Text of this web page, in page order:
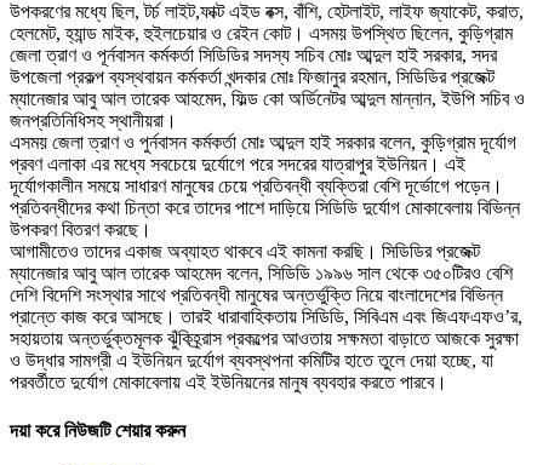
উপকরণের মধ্যে ছিল, টর্চ লাইট,ফাক্ট এইড বক্স, বাঁশি, হেটলাইট, লাইফ জ্যাকেট, করাত,
হেলমেট, হ্যান্ড মাইক, হুইলচেয়ার ও রেইন কোট। এসময় উপস্থিত ছিলেন, কুড়িগ্রাম
জেলা ত্রাণ ও পূর্নবাসন কর্মকর্তা সিডিডির সদস্য সচিব মোঃ আব্দুল হাই সরকার, সদর
উপজেলা প্রকল্প ব্যস্থবায়ন কর্মকর্তা খন্দকার মোঃ ফিজানুর রহমান, সিডিডির প্রজেক্ট
ম্যানেজার আবু আল তারেক আহমেদ, ফিল্ড কো অর্ডিনেটর আব্দুল মান্নান, ইউপি সচিব ও
জনপ্রতিনিধিসহ স্থানীয়রা।
এসময় জেলা ত্রাণ ও পুর্নবাসন কর্মকর্তা মোঃ আব্দুল হাই সরকার বলেন, কুড়িগ্রাম দূর্যোগ
প্রবণ এলাকা এর মধ্যে সবচেয়ে দুর্যোগে পরে সদরের যাত্রাপুর ইউনিয়ন। এই
দূর্যোগকালীন সময়ে সাধারণ মানুষের চেয়ে প্রতিবন্ধী ব্যক্তিরা বেশি দূর্ভোগে পড়েন।
প্রতিবন্ধীদের কথা চিন্তা করে তাদের পাশে দাড়িয়ে সিডিডি দুর্যোগ মোকাবেলায় বিভিন্ন
উপকরণ বিতরণ করছে।
আগামীতেও তাদের একাজ অব্যাহত থাকবে এই কামনা করছি। সিডিডির প্রজেক্ট
ম্যানেজার আবু আল তারেক আহমেদ বলেন, সিডিডি ১৯৯৬ সাল থেকে ৩৫০টিরও বেশি
দেশি বিদেশি সংস্থার সাথে প্রতিবন্ধী মানুষের অন্তর্ভুক্তি নিয়ে বাংলাদেশের বিভিন্ন
প্রান্তে কাজ করে আসছে। তারই ধারাবাহিকতায় সিডিডি, সিবিএম এবং জিএফএফও’র,
সহায়তায় অন্তর্ভুক্তমূলক ঝুঁকিহ্র্রাস প্রকল্পের আওতায় সক্ষমতা বাড়াতে আজকে সুরক্ষা
ও উদ্ধার সামগ্রী এ ইউনিয়ন দুর্যোগ ব্যবস্থপনা কমিটির হাতে তুলে দেয়া হচ্ছে, যা
পরবর্তীতে দুর্যোগ মোকাবেলায় এই ইউনিয়নের মানুষ ব্যবহার করতে পারবে।
দয়া করে নিউজটি শেয়ার করুন